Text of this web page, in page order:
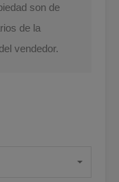
son de
de la
vendedor.